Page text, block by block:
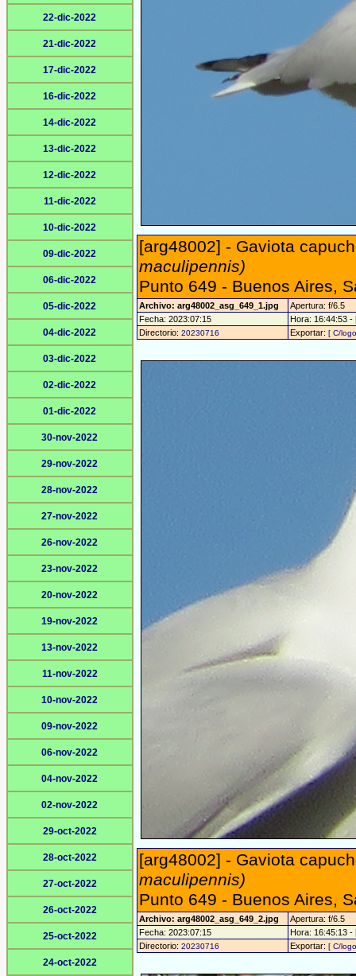
22-dic-2022
21-dic-2022
17-dic-2022
16-dic-2022
14-dic-2022
13-dic-2022
12-dic-2022
11-dic-2022
10-dic-2022
09-dic-2022
06-dic-2022
05-dic-2022
04-dic-2022
03-dic-2022
02-dic-2022
01-dic-2022
30-nov-2022
29-nov-2022
28-nov-2022
27-nov-2022
26-nov-2022
23-nov-2022
20-nov-2022
19-nov-2022
13-nov-2022
11-nov-2022
10-nov-2022
09-nov-2022
06-nov-2022
04-nov-2022
02-nov-2022
29-oct-2022
28-oct-2022
27-oct-2022
26-oct-2022
25-oct-2022
24-oct-2022
[arg48002] - Gaviota
maculipennis)
Punto 649 - Buenos Aires,
Archivo: arg48002_asg_649_1.jpg
Apertura: f/6.5
Fecha: 2023:07:15
Hora: 16:44:53 -
Directorio: 20230716 Exportar: [ C/
[arg48002] - Gaviota
maculipennis)
Punto 649 - Buenos Aires,
Archivo: arg48002_asg_649_2.jpg
Apertura: f/6.5
Fecha: 2023:07:15
Hora: 16:45:13 -
Directorio: 20230716 Exportar: [ C/